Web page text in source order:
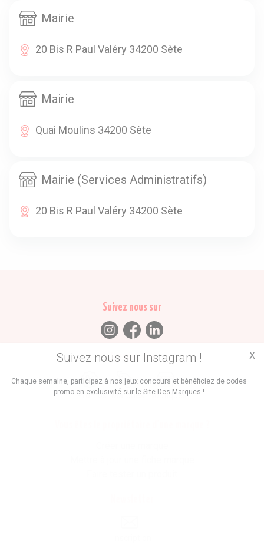
Mairie
20 Bis R Paul Valéry 34200 Sète
Mairie
Quai Moulins 34200 Sète
Mairie (Services Administratifs)
20 Bis R Paul Valéry 34200 Sète
Suivez nous sur Instagram !
Chaque semaine, participez à nos jeux concours et bénéficiez de codes
promo en exclusivité sur le Site Des Marques !
X
Suivez nous sur
Trouvez des
Promos Marques Boutiques